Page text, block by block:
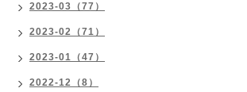
2023-03（77）
2023-02（71）
2023-01（47）
2022-12（8）